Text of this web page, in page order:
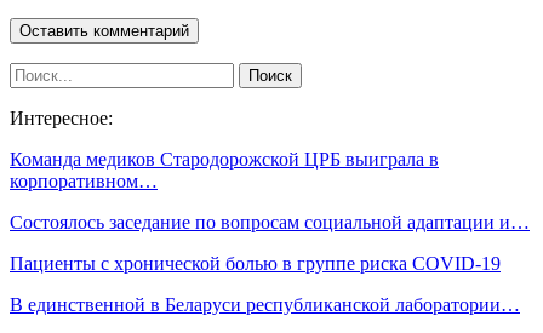
Интересное:
Команда медиков Стародорожской ЦРБ выиграла в
корпоративном…
Состоялось заседание по вопросам социальной адаптации и…
Пациенты с хронической болью в группе риска COVID-19
В единственной в Беларуси республиканской лаборатории…